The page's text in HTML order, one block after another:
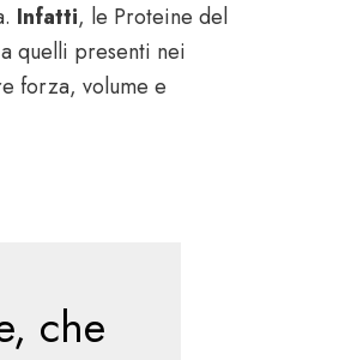
Infatti, le Proteine del
quelli presenti nei
forza, volume e
che